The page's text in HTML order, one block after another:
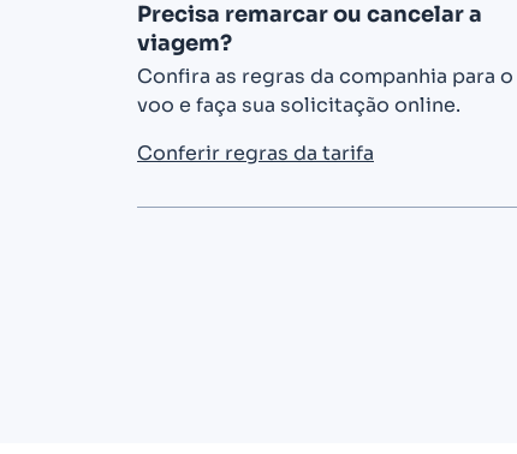
Precisa remarcar ou cancelar a
viagem?
Confira as regras da companhia para o
voo e faça sua solicitação online.
Conferir regras da tarifa